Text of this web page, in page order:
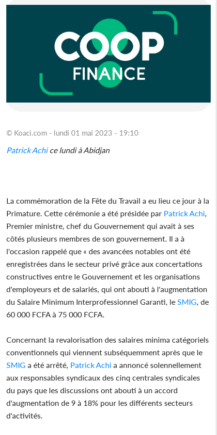
© Koaci.com - lundi 01 mai 2023 - 19:10
Patrick Achice lundi à Abidjan
La commémoration de la Fête du Travail a eu lieu ce jour à la
Primature. Cette cérémonie a été présidée par Patrick Achi
Premier ministre, chef du Gouvernement qui avait à ses
côtés plusieurs membres de son gouvernement. Il a à
l'occasion rappelé que « des avancées notables ont été
enregistrées dans le secteur privé grâce aux concertations
constructives entre le Gouvernement et les organisations
d'employeurs et de salariés, qui ont abouti à l'augmentation
du Salaire Minimum Interprofessionnel Garanti, le SMIG , de
60 000 FCFA à 75 000 FCFA.
Concernant la revalorisation des salaires minima catégoriels
conventionnels qui viennent subséquemment après que le
SMIG a été arrêté, Patrick Achi a annoncé solennellement
aux responsables syndicaux des cinq centrales syndicales
du pays que les discussions ont abouti à un accord
d'augmentation de 9 à 18% pour les différents secteurs
d'activités.